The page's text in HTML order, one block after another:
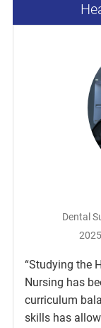
Dental
“Studying the
Nursing has
curriculum
skills has